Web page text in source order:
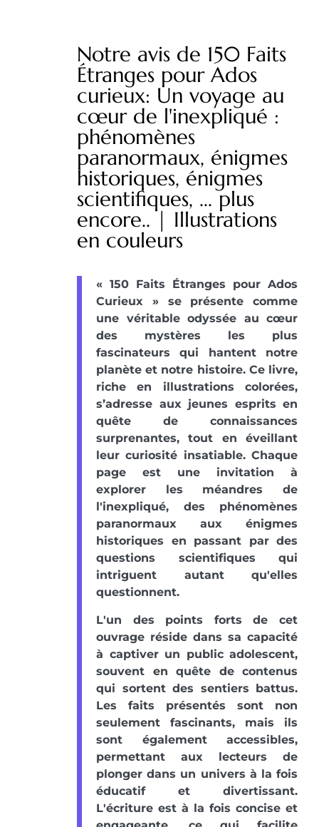
Notre avis de 150 Faits
Étranges pour Ados
curieux: Un voyage au
cœur de l'inexpliqué :
phénomènes
paranormaux, énigmes
historiques, énigmes
scientifiques, ... plus
encore.. | Illustrations
en couleurs
« 150 Faits Étranges pour Ados
Curieux » se présente comme
une véritable odyssée au cœur
des mystères les plus
fascinateurs qui hantent notre
planète et notre histoire. Ce livre,
riche en illustrations colorées,
s’adresse aux jeunes esprits en
quête de connaissances
surprenantes, tout en éveillant
leur curiosité insatiable. Chaque
page est une invitation à
explorer les méandres de
l'inexpliqué, des phénomènes
paranormaux aux énigmes
historiques en passant par des
questions scientifiques qui
intriguent autant qu'elles
questionnent.
L'un des points forts de cet
ouvrage réside dans sa capacité
à captiver un public adolescent,
souvent en quête de contenus
qui sortent des sentiers battus.
Les faits présentés sont non
seulement fascinants, mais ils
sont également accessibles,
permettant aux lecteurs de
plonger dans un univers à la fois
éducatif et divertissant.
L'écriture est à la fois concise et